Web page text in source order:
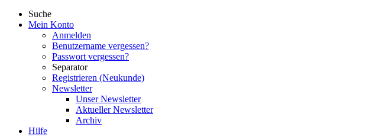
Suche
Mein Konto
Anmelden
Benutzername vergessen?
Passwort vergessen?
Separator
Registrieren (Neukunde)
Newsletter
Unser Newsletter
Aktueller Newsletter
Archiv
Hilfe